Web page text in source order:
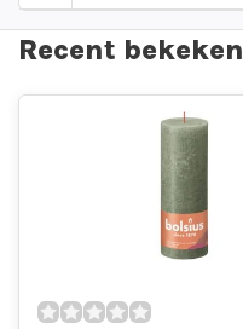
Recent bekeken